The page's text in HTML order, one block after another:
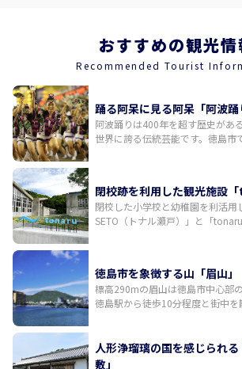
尾織布 〒779-3121 徳島県徳島市国府町和田
おすすめの観光情
Recommended Tourist
踊る阿呆に見る阿呆「阿波踊
阿波踊りは400年を超す歴史があ
世界に誇る伝統芸能です。徳島市
鉦、太鼓などの鳴り物の音色に合
乱れぬ踊りが「徳島の夏」を彩り
閉校跡を利用した観光施設
閉校した小学校と幼稚園を利活
SETO（トナル瀬戸）」と「
tonaru SHIMADAではキャンプが楽
田友也氏が手掛けたモダニズム建
徳島市を象徴する山「眉山」
標高290mの眉山は徳島市中心部
徳島駅から徒歩10分程度と街中を
頂展望台へは、自然を感じながら
ハイキングコース、国道192号か
人形浄瑠璃の国を感じられ
敷」